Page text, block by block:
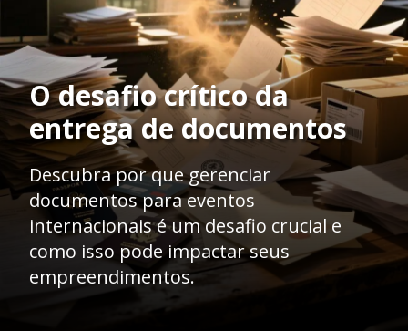
O desafio crítico da
entrega de documentos
Descubra por que gerenciar
documentos para eventos
internacionais é um desafio crucial e
como isso pode impactar seus
empreendimentos.